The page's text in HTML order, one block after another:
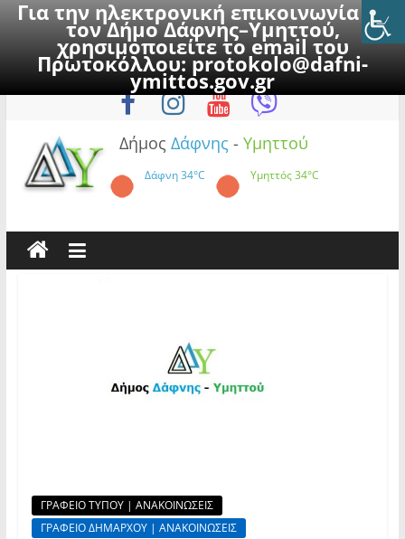
Για την ηλεκτρονική επικοινωνία με
τον Δήμο Δάφνης–Υμηττού,
χρησιμοποιείτε το email του
Πρωτοκόλλου:protokolo@dafni-
ymittos.gov.gr
to
Παρασκευή, 7 Αυγούστου 2026
Δήμος Δάφνης - Υμηττού
Δάφνη34°C Υμηττός34°C
ΓΡΑΦΕΙΟ ΤΥΠΟΥ | ΑΝΑΚΟΙΝΩΣΕΙΣ
ΓΡΑΦΕΙΟ ΔΗΜΑΡΧΟΥ | ΑΝΑΚΟΙΝΩΣΕΙΣ